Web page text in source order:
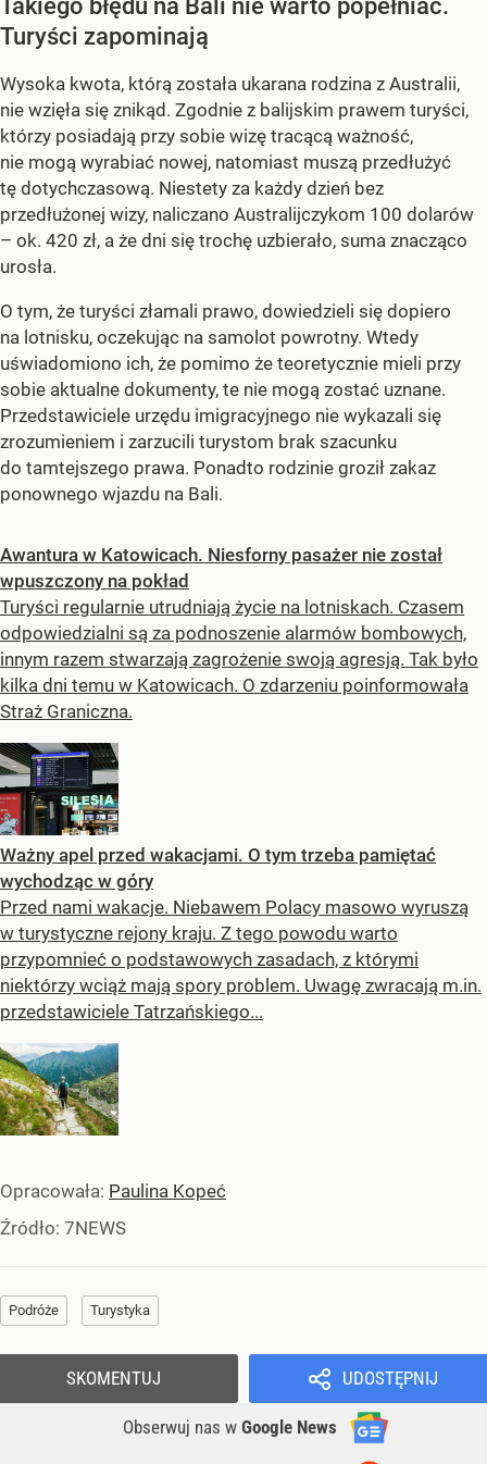
Takiego błędu na Bali nie warto popełniać.
Turyści zapominają
Wysoka kwota, którą została ukarana rodzina z Australii,
nie wzięła się znikąd. Zgodnie z balijskim prawem turyści,
którzy posiadają przy sobie wizę tracącą ważność,
nie mogą wyrabiać nowej, natomiast muszą przedłużyć
tę dotychczasową. Niestety za każdy dzień bez
przedłużonej wizy, naliczano Australijczykom 100 dolarów
– ok. 420 zł, a że dni się trochę uzbierało, suma znacząco
urosła.
O tym, że turyści złamali prawo, dowiedzieli się dopiero
na lotnisku, oczekując na samolot powrotny. Wtedy
uświadomiono ich, że pomimo że teoretycznie mieli przy
sobie aktualne dokumenty, te nie mogą zostać uznane.
Przedstawiciele urzędu imigracyjnego nie wykazali się
zrozumieniem i zarzucili turystom brak szacunku
do tamtejszego prawa. Ponadto rodzinie groził zakaz
ponownego wjazdu na Bali.
Awantura w Katowicach. Niesforny pasażer nie został
wpuszczony na pokład
Turyści regularnie utrudniają życie na lotniskach. Czasem
odpowiedzialni są za podnoszenie alarmów bombowych,
innym razem stwarzają zagrożenie swoją agresją. Tak było
kilka dni temu w Katowicach. O zdarzeniu poinformowała
Straż Graniczna.
Ważny apel przed wakacjami. O tym trzeba pamiętać
wychodząc w góry
Przed nami wakacje. Niebawem Polacy masowo wyruszą
w turystyczne rejony kraju. Z tego powodu warto
przypomnieć o podstawowych zasadach, z którymi
niektórzy wciąż mają spory problem. Uwagę zwracają m.in.
przedstawiciele Tatrzańskiego...
Opracowała: Paulina Kopeć
Źródło: 7NEWS
Podróże Turystyka
UDOSTĘPNIJ
Obserwuj nas w Google News
SKOMENTUJ